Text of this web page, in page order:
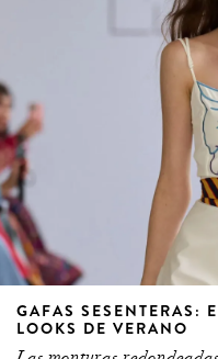
GAFAS SESENTERAS:
LOOKS DE VERANO